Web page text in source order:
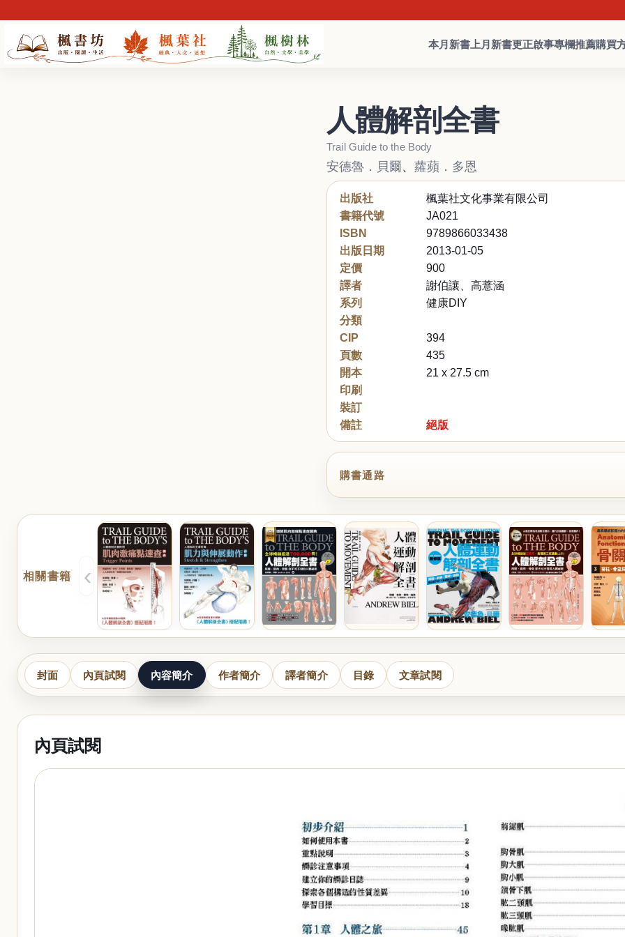
本月新書 上月新書更正啟事專欄推薦購買
人體解剖全書
Trail Guide to the Body
安德魯．貝爾、 蘿蘋．多恩
出版社
楓葉社文化事業有限公司
書籍代號
JA021
ISBN
9789866033438
出版日期
2013-01-05
定價
900
譯者
謝伯讓、高薏涵
系列
健康DIY
分類
CIP
394
頁數
435
開本
21 x 27.5 cm
印刷
裝訂
備註
絕版
購書通路
相關書籍 ‹
封面 內頁試閱 內容簡介 作者簡介 譯者簡介 目錄 文章試閱
內頁試閱